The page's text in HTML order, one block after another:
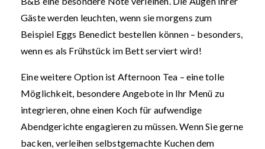
Gäste werden leuchten, wenn sie morgens zum
Beispiel Eggs Benedict bestellen können – besonders,
wenn es als Frühstück im Bett serviert wird!
Eine weitere Option ist Afternoon Tea – eine tolle
Möglichkeit, besondere Angebote in Ihr Menü zu
integrieren, ohne einen Koch für aufwendige
Abendgerichte engagieren zu müssen. Wenn Sie gerne
backen, verleihen selbstgemachte Kuchen dem